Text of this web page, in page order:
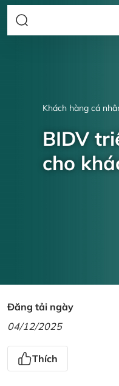
Khách hàng cá
BIDV
cho
Đăng tải ngày
04/12/2025
Thích